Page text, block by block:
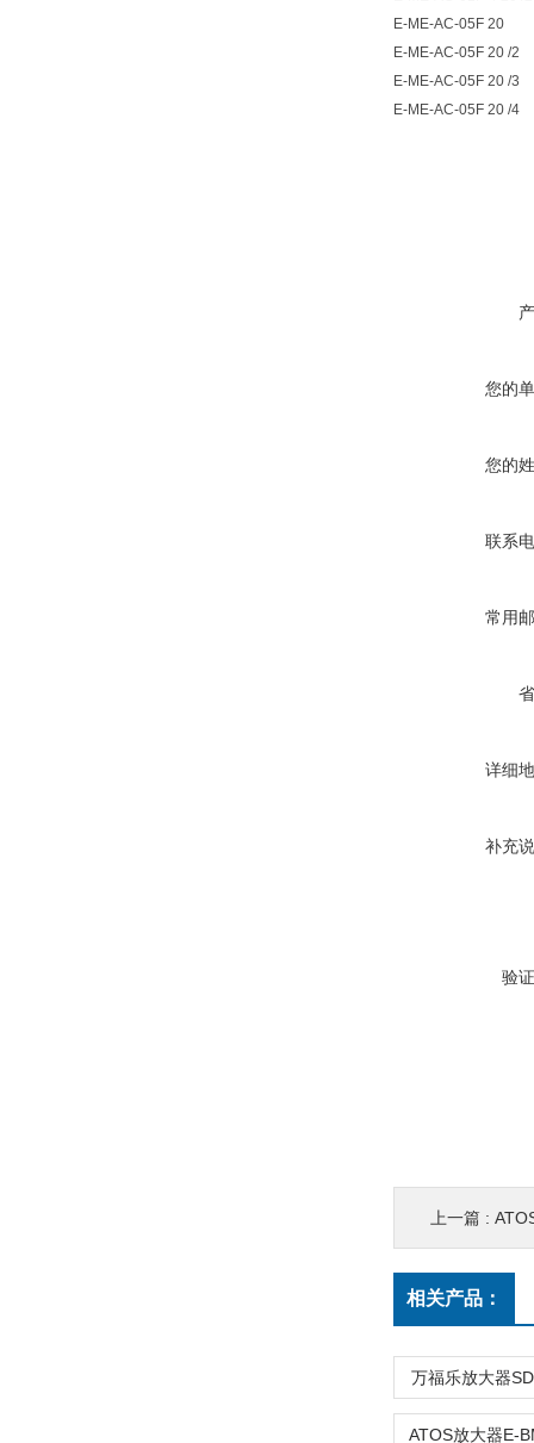
E-ME-AC-05F 20
E-ME-AC-05F 20 /2
E-ME-AC-05F 20 /3
E-ME-AC-05F 20 /4
您的
您的
联系
常用
详细
补充
验
上一篇 :
相关产品：
万福乐放大器